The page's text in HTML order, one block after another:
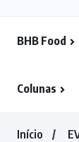
BHB Food
Colunas
Início